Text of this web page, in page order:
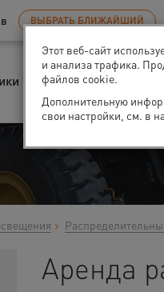
ВЫБРАТЬ БЛИЖАЙШИЙ
Запчасти
Аренда
Этот веб-сайт
и анализа трафика.
файлов cookie.
Дополнительную
свои настройки, см. в